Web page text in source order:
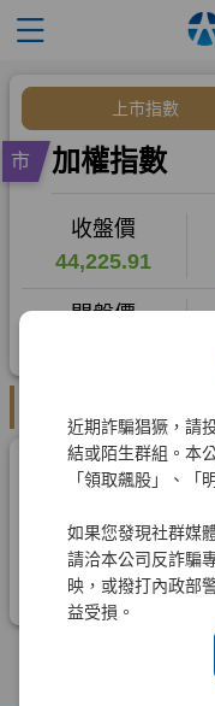
近期詐騙猖獗，請
結或陌生群組。本
「領取飆股」、「
如果您發現社群媒
請洽本公司反詐騙
映，或撥打內政部
益受損。